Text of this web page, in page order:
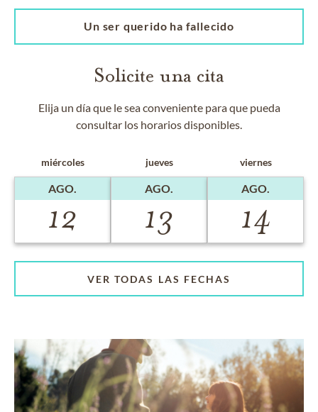
Un ser querido ha fallecido
Solicite una cita
Elija un día que le sea conveniente para que pueda
consultar los horarios disponibles.
miércoles
AGO.
12
jueves
AGO.
13
viernes
AGO.
14
VER TODAS LAS FECHAS